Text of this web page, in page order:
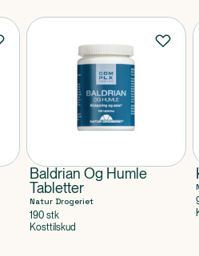
Baldrian Og Humle
Tabletter
Natur Drogeriet
190 stk
Kosttilskud